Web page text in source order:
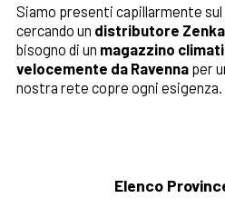
Siamo presenti capillarmente
cercando un distributore
bisogno di un magazzino
velocemente da Ravennaper
nostra rete copre ogni esigenza.
Elenco